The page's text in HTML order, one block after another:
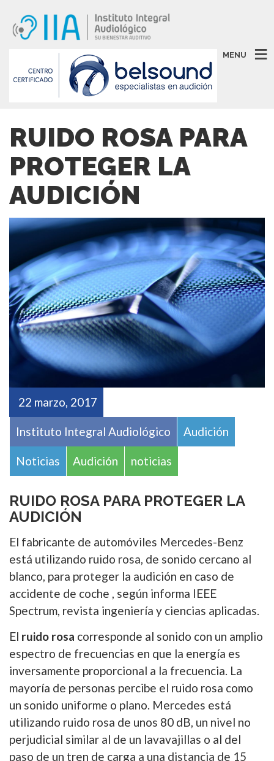
MENU
RUIDO ROSA PARA
PROTEGER LA
AUDICIÓN
22 marzo, 2017
Instituto Integral Audiológico Audición
Noticias Audición noticias
RUIDO ROSA PARA PROTEGER LA
AUDICIÓN
El fabricante de automóviles Mercedes-Benz
está utilizando ruido rosa, de sonido cercano al
blanco, para proteger la audición en caso de
accidente de coche , según informa IEEE
Spectrum, revista ingeniería y ciencias aplicadas.
El ruido rosa corresponde al sonido con un amplio
espectro de frecuencias en que la energía es
inversamente proporcional a la frecuencia. La
mayoría de personas percibe el ruido rosa como
un sonido uniforme o plano. Mercedes está
utilizando ruido rosa de unos 80 dB, un nivel no
perjudicial similar al de un lavavajillas o al del
paso de un tren de carga a una distancia de 15